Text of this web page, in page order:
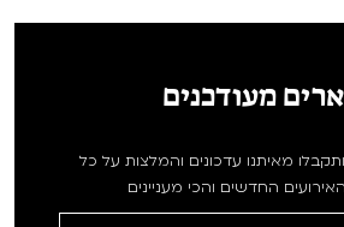
מעודכנים
מאיתנו עדכונים והמלצות על כל
החדשים והכי מעניינים